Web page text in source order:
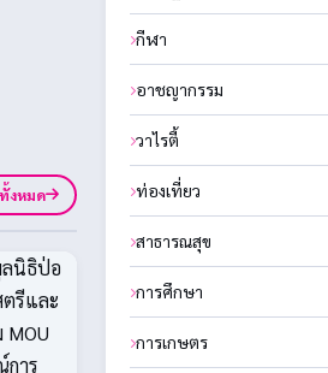
งหมด
กีฬา
อาชญากรรม
วาไรตี้
ท่องเที่ยว
สาธารณสุข
การศึกษา
การเกษตร